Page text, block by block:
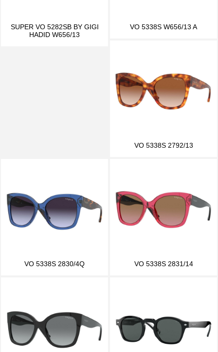
SUPER VO 5282SB BY GIGI
HADID W656/13
VO 5338S W656/13 A
VO 5338S 2792/13
VO 5338S 2830/4Q VO 5338S 2831/14